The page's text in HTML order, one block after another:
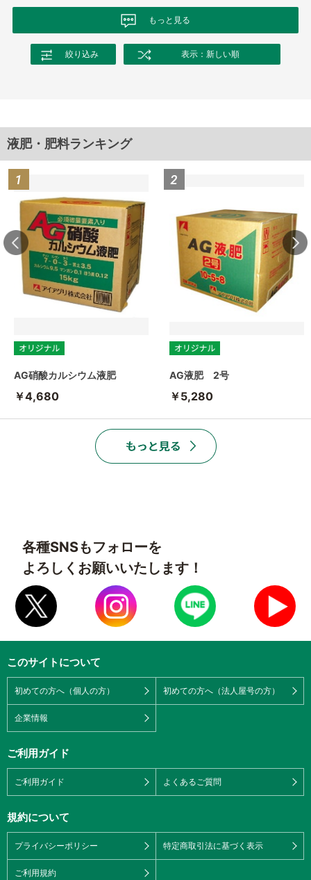
もっと見る
絞り込み 表示：新しい順
液肥・肥料ランキング
AG硝酸カルシウム液肥
￥4,680
AG液肥 2号
￥5,280
各種SNSもフォローを
よろしくお願いいたします！
このサイトについて
初めての方へ（個人の方） 初めての方へ（法人屋号の方）
企業情報
ご利用ガイド
ご利用ガイド よくあるご質問
規約について
プライバシーポリシー 特定商取引法に基づく表示
ご利用規約